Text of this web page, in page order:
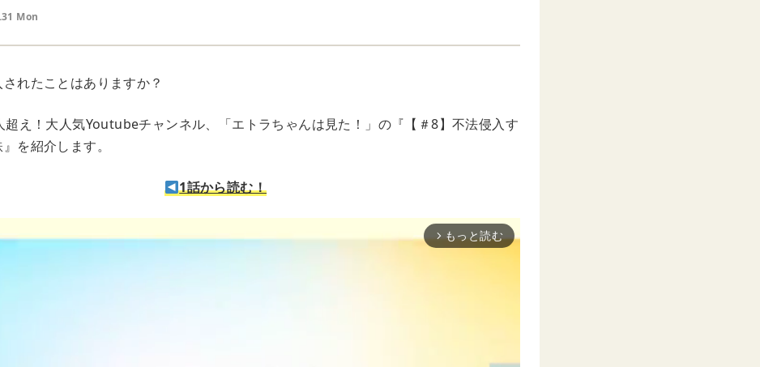
Mon
れたことはありますか？
超え！大人気Youtubeチャンネル、「エトラちゃんは見た！」の『【＃8】不法侵入す
を紹介します。
1話から読む！
arrow_forward_ios もっと読む